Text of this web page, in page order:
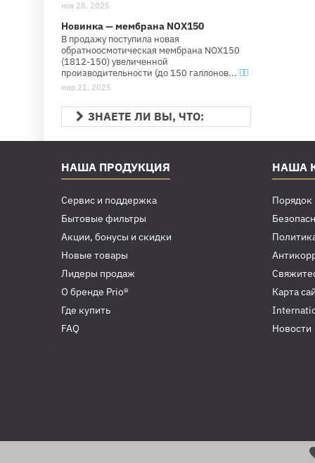
ноя 28, 2025
Новинка — мембрана NOX150
В продажу поступила новая
обратноосмотическая мембрана NOX150
(1812-150) увеличенной
производительности (до 150 галлонов...
мар 21, 2025
ЗНАЕТЕ ЛИ ВЫ, ЧТО:
НАША ПРОДУКЦИЯ
Сервис и поддержка
Бытовые фильтры
Акции, бонусы и скидки
Новые товары
Лидеры продаж
О бренде Prio®
Где купить
FAQ
НАША
Порядок
Карта
Новости